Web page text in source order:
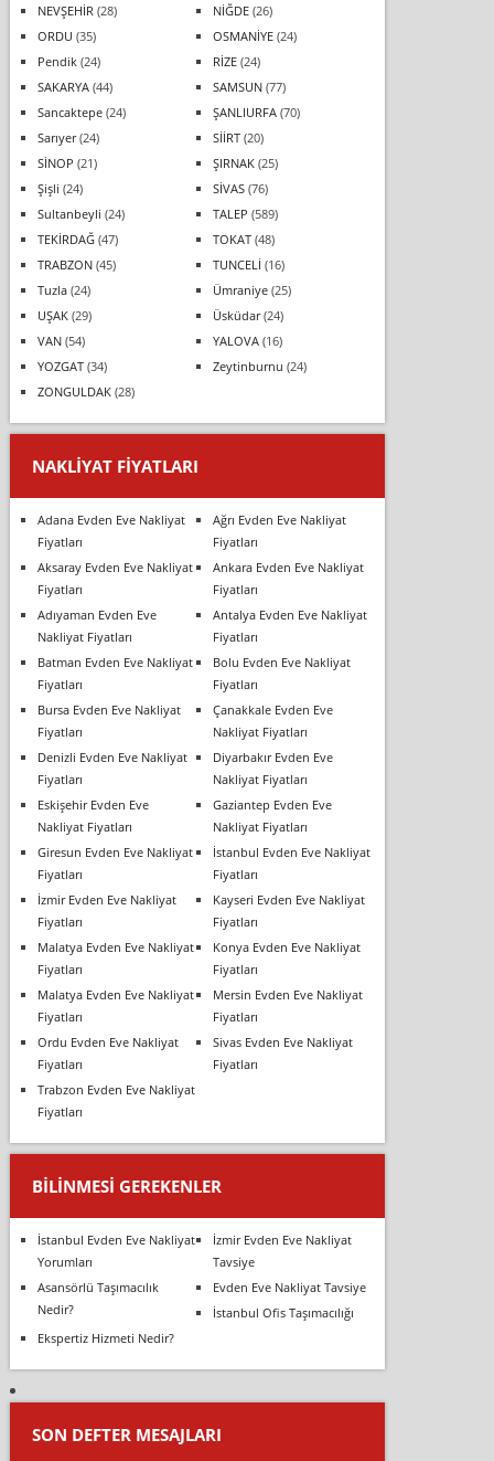
NEVŞEHİR (28) NİĞDE(26)
ORDU (35) OSMANİYE(24)
Pendik(24) RİZE(24)
SAKARYA(44) SAMSUN(77)
Sancaktepe(24) ŞANLIURFA(70)
Sarıyer(24) SİİRT(20)
SİNOP (21) ŞIRNAK(25)
Şişli (24) SİVAS(76)
Sultanbeyli (24) TALEP (589)
TEKİRDAĞ(47) TOKAT(48)
TRABZON(45) TUNCELİ (16)
Tuzla(24) Ümraniye(25)
UŞAK(29) Üsküdar(24)
VAN(54) YALOVA(16)
YOZGAT(34) Zeytinburnu (24)
ZONGULDAK(28)
NAKLIYAT FIYATLARI
Adana Evden Eve Nakliyat
Fiyatları
Ağrı Evden Eve Nakliyat
Fiyatları
Aksaray Evden Eve Nakliyat
Fiyatları
Ankara Evden Eve Nakliyat
Fiyatları
Adıyaman Evden Eve
Nakliyat Fiyatları
Antalya Evden Eve Nakliyat
Fiyatları
Batman Evden Eve Nakliyat
Fiyatları
Bolu Evden Eve Nakliyat
Fiyatları
Bursa Evden Eve Nakliyat
Fiyatları
Çanakkale Evden Eve
Nakliyat Fiyatları
Denizli Evden Eve Nakliyat
Fiyatları
Diyarbakır Evden Eve
Nakliyat Fiyatları
Eskişehir Evden Eve
Nakliyat Fiyatları
Gaziantep Evden Eve
Nakliyat Fiyatları
Giresun Evden Eve Nakliyat
Fiyatları
İstanbul Evden Eve Nakliyat
Fiyatları
İzmir Evden Eve Nakliyat
Fiyatları
Kayseri Evden Eve Nakliyat
Fiyatları
Malatya Evden Eve Nakliyat
Fiyatları
Konya Evden Eve Nakliyat
Fiyatları
Malatya Evden Eve Nakliyat
Fiyatları
Mersin Evden Eve Nakliyat
Fiyatları
Ordu Evden Eve Nakliyat
Fiyatları
Sivas Evden Eve Nakliyat
Fiyatları
Trabzon Evden Eve Nakliyat
Fiyatları
BILINMESI GEREKENLER
İstanbul Evden Eve Nakliyat
Yorumları
İzmir Evden Eve Nakliyat
Tavsiye
Asansörlü Taşımacılık
Nedir?
Evden Eve Nakliyat Tavsiye
İstanbul Ofis Taşımacılığı
Ekspertiz Hizmeti Nedir?
SON DEFTER MESAJLARI